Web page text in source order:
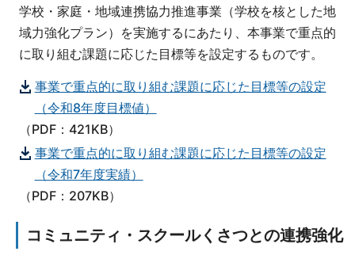
学校・家庭・地域連携協力推進事業（学校を核とした地
域力強化プラン）を実施するにあたり、本事業で重点的
に取り組む課題に応じた目標等を設定するものです。
事業で重点的に取り組む課題に応じた目標等の設定
（令和8年度目標値）
（PDF：421KB）
事業で重点的に取り組む課題に応じた目標等の設定
（令和7年度実績）
（PDF：207KB）
コミュニティ・スクールくさつとの連携強化